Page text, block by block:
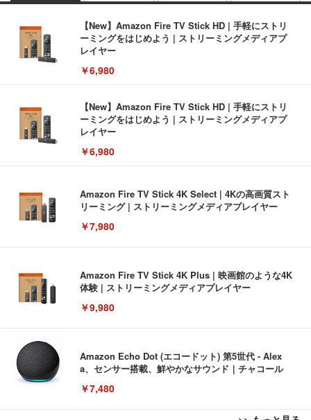
【New】Amazon Fire TV Stick HD | 手軽にストリ
ーミングをはじめよう | ストリーミングメディアプ
レイヤー
￥6,980
【New】Amazon Fire TV Stick HD | 手軽にストリ
ーミングをはじめよう | ストリーミングメディアプ
レイヤー
￥6,980
Amazon Fire TV Stick 4K Select | 4Kの高画質スト
リーミング | ストリーミングメディアプレイヤー
￥7,980
Amazon Fire TV Stick 4K Plus | 映画館のような4K
体験 | ストリーミングメディアプレイヤー
￥9,980
Amazon Echo Dot (エコードット) 第5世代 - Alex
a、センサー搭載、鮮やかなサウンド｜チャコール
￥7,480